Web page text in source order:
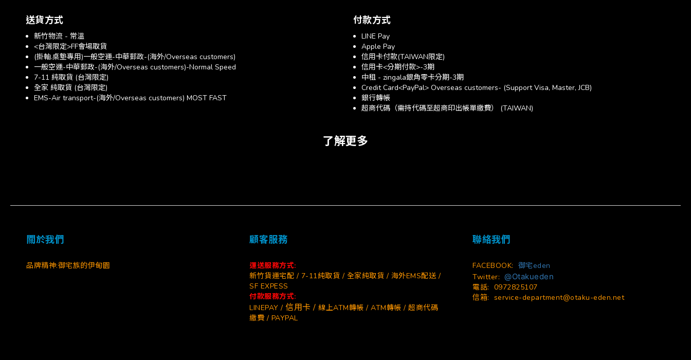
送貨方式
新竹物流 - 常溫
<台灣限定>FF會場取貨
(掛軸.桌墊專用)一般空運-中華郵政-(海外/Overseas customers)
一般空運-中華郵政-(海外/Overseas customers)-Normal Speed
7-11 純取貨 (台灣限定)
全家 純取貨 (台灣限定)
EMS-Air transport-(海外/Overseas customers) MOST FAST
付款方式
LINE Pay
Apple Pay
信用卡付款(TAIWAN限定)
信用卡<分期付款>-3期
中租 - zingala銀角零卡分期-3期
Credit Card<PayPal> Overseas customers- (Support Visa, Master, JCB)
銀行轉帳
超商代碼（需持代碼至超商印出帳單繳費） (TAIWAN)
了解更多
關於我們
品牌精神:御宅族的伊甸園
顧客服務
運送服務方式:
新竹貨運宅配 / 7-11純取貨 / 全家純取貨 / 海外EMS配送 /
SF EXPESS
付款服務方式:
LINEPAY / 信用卡 / 線上ATM轉帳 / ATM轉帳 / 超商代碼
繳費 / PAYPAL
聯絡我們
FACEBOOK: 御宅eden
Twitter: @Otakueden
電話: 0972825107
信箱: service-department@otaku-eden.net